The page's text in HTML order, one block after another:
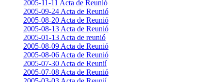
2005-11-11 Acta de Reunió
2005-09-24 Acta de Reunió
2005-08-20 Acta de Reunió
2005-08-13 Acta de Reunió
2005-01-13 Acta de reunió
2005-08-09 Acta de Reunió
2005-08-06 Acta de Reunió
2005-07-30 Acta de Reunií
2005-07-08 Acta de Reunió